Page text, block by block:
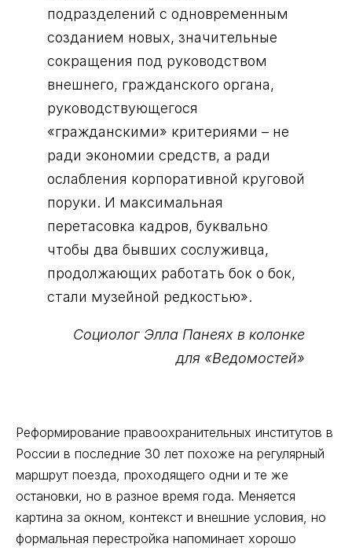
подразделений с одновременным
созданием новых, значительные
сокращения под руководством
внешнего, гражданского органа,
руководствующегося
«гражданскими» критериями – не
ради экономии средств, а ради
ослабления корпоративной круговой
поруки. И максимальная
перетасовка кадров, буквально
чтобы два бывших сослуживца,
продолжающих работать бок о бок,
стали музейной редкостью».
Социолог Элла Панеях в колонке
для «Ведомостей»
Реформирование правоохранительных институтов в
России в последние 30 лет похоже на регулярный
маршрут поезда, проходящего одни и те же
остановки, но в разное время года. Меняется
картина за окном, контекст и внешние условия, но
формальная перестройка напоминает хорошо